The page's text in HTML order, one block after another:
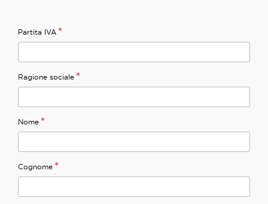
Partita IVA *
Ragione sociale *
Nome *
Cognome *